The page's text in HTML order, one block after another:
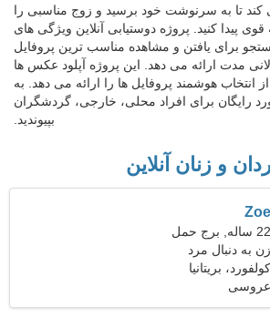
تا به سرنوشت خود برسید و زوج مناسبی را
پیدا کنید. پروژه دوستیابی آنلاین ویژگی های
برای یافتن و مشاهده مناسب ترین پروفایل
مدت ارائه می دهد. این پروژه آپلود عکس ها
انتخاب هوشمند پروفایل ها را ارائه می دهد. به
رایگان برای افراد محلی، خارجی، گردشگران
بپیوندید.
و زنان آنلاین
Zoe
22 ساله, برج حمل
زن به دنبال مرد
کولفورد، بریتانیا
عروسی